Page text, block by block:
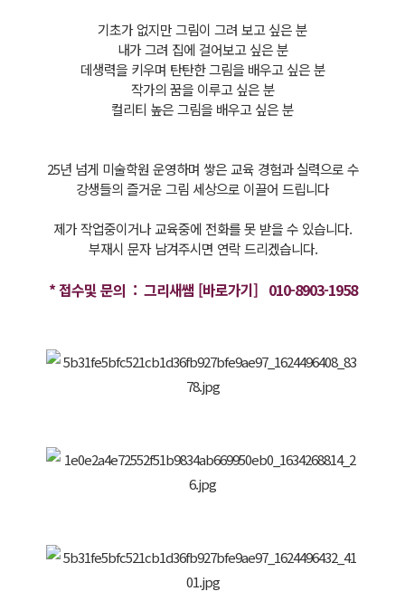
기초가 없지만 그림이 그려 보고 싶은 분
내가 그려 집에 걸어보고 싶은 분
데생력을 키우며 탄탄한 그림을 배우고 싶은 분
작가의 꿈을 이루고 싶은 분
컬리티 높은 그림을 배우고 싶은 분
25년 넘게 미술학원 운영하며 쌓은 교육 경험과 실력으로 수
강생들의 즐거운 그림 세상으로 이끌어 드립니다
제가 작업중이거나 교육중에 전화를 못 받을 수 있습니다.
부재시 문자 남겨주시면 연락 드리겠습니다.
* 접수및 문의  :  그리새쌤 [바로가기]
  010-8903-1958